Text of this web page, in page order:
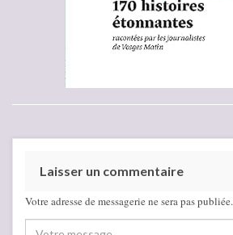
Laisser un commentaire
Votre adresse de messagerie ne sera pas publiée.